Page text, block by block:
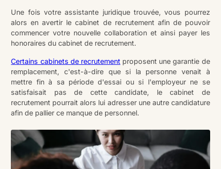
Une fois votre assistante juridique trouvée, vous pourrez
alors en avertir le cabinet de recrutement afin de pouvoir
commencer votre nouvelle collaboration et ainsi payer les
honoraires du cabinet de recrutement.
Certains cabinets de recrutementproposent une garantie de
remplacement, c'est-à-dire que si la personne venait à
mettre fin à sa période d'essai ou si l'employeur ne se
satisfaisait pas de cette candidate, le cabinet de
recrutement pourrait alors lui adresser une autre candidature
afin de pallier ce manque de personnel.